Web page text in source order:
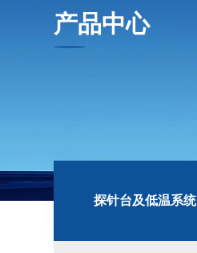
产品中心
探针台及低温系统